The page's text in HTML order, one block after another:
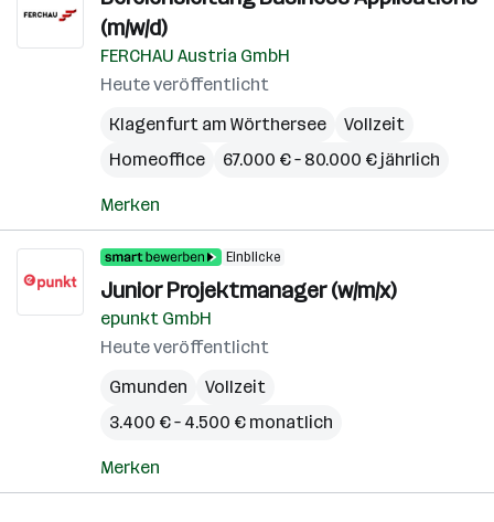
(m/w/d)
FERCHAU Austria GmbH
Heute veröffentlicht
Klagenfurt am Wörthersee
Vollzeit
Homeoffice
67.000 € – 80.000 € jährlich
Merken
Einblicke
Junior Projektmanager (w/m/x)
epunkt GmbH
Heute veröffentlicht
Gmunden
Vollzeit
3.400 € – 4.500 € monatlich
Merken